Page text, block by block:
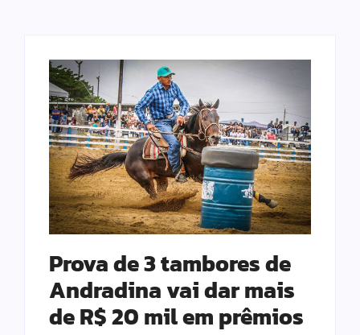
Prova de 3 tambores de
Andradina vai dar mais
de R$ 20 mil em prêmios